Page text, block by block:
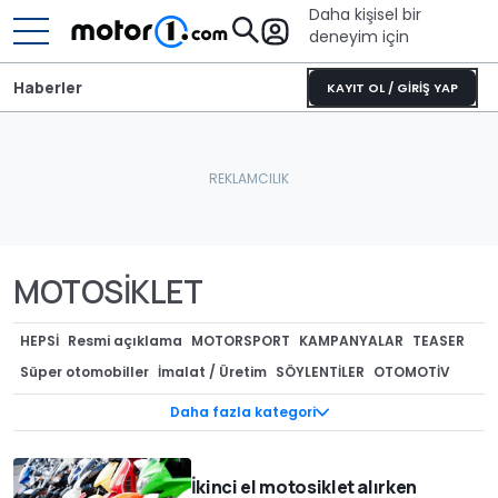
Daha kişisel bir
deneyim için
KAYIT OL / GİRİŞ YAP
Haberler
MOTOSİKLET
Daha fazla kategori
HEPSI Resmi açıklama MOTORSPORT KAMPANYALAR TEASER
Süper otomobiller İmalat / Üretim SÖYLENTİLER OTOMOTİV
CASUS FOTOĞRAFLAR
ÖZEL VERSİYONLAR
TEKNOLOJİ GERİ ÇAĞIRMALAR GENEL Tasarım
Kurumsal / Finansal ÇEVRECİ ARAÇLAR
İkinci el motosiklet alırken